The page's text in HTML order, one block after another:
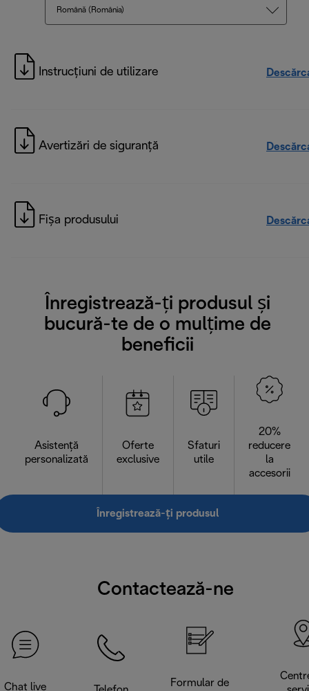
Română (România)
Instrucțiuni de utilizare
Avertizări de siguranță
Fișa produsului
Înregistrează-ți produsul și
bucură-te de o mulțime de
beneficii
Asistență
personalizată
Oferte
exclusive
Sfaturi
utile
20%
reducere
la
accesorii
Înregistrează-ți produsul
Contactează-ne
Chat live
Formular de